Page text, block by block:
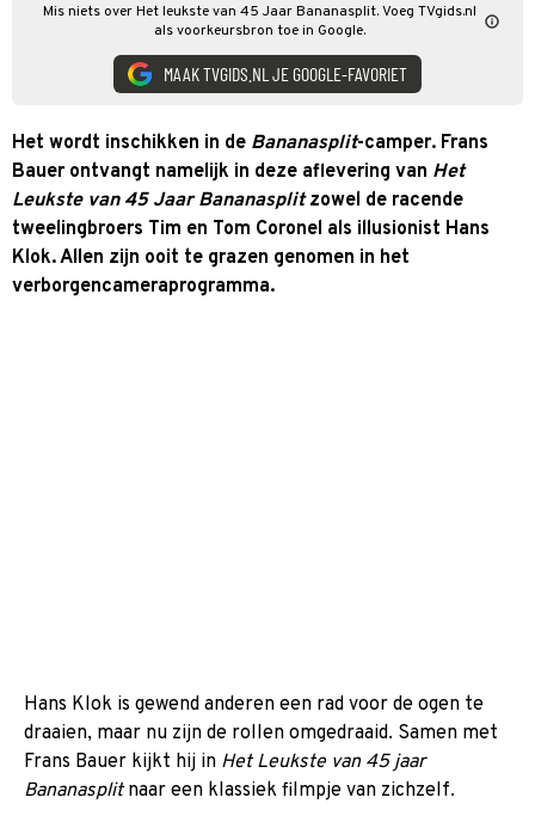
Mis niets over Het leukste van 45 Jaar Bananasplit. Voeg TVgids.nl
als voorkeursbron toe in Google.
MAAK TVGIDS.NL JE GOOGLE-FAVORIET
Het wordt inschikken in de Bananasplit-camper. Frans
Bauer ontvangt namelijk in deze aflevering van Het
Leukste van 45 Jaar Bananasplitzowel de racende
tweelingbroers Tim en Tom Coronel als illusionist Hans
Klok. Allen zijn ooit te grazen genomen in het
verborgencameraprogramma.
Hans Klok is gewend anderen een rad voor de ogen te
draaien, maar nu zijn de rollen omgedraaid. Samen met
Frans Bauer kijkt hij in Het Leukste van 45 jaar
Bananasplitnaar een klassiek filmpje van zichzelf.